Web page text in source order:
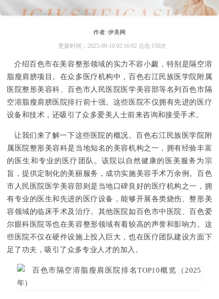
作者: 伊美网
更新时间：2025-09-10 02:16:02 点击:150次
介绍百色市在美容整形领域的实力不容小觑，特别是隔空溶
脂瘦肩膀项目。在众多医疗机构中，百色右江民族医学院附属
医院整形美容科、百色市人民医院医学美容部等名列百色市隔
空溶脂瘦肩膀医院排行前十强。这些医院不仅拥有先进的医疗
设备和技术，还吸引了众多爱美人士前来咨询和接受手术。
让我们来了解一下这些医院的概况。百色右江民族医学院附
属医院整形美容科是当地知名的美容机构之一，拥有经验丰富
的医生和专业的医疗团队。该院以自然健康的医美服务为宗
旨，提供定制化的美丽服务，成功实施美容手术万余例。百色
市人民医院医学美容部则是当地口碑良好的医疗机构之一，拥
有专业的医生和先进的医疗设备，能够开展各类烧伤、整形美
容领域的临床手术及治疗。其他医院如百色市中医院、百色爱
尔眼科医院等也在美容整形领域有着较高的声誉和影响力。这
些医院不仅在硬件设施上投入巨大，也在医疗团队建设方面下
足了功夫，吸引了众多专业人才的加入。